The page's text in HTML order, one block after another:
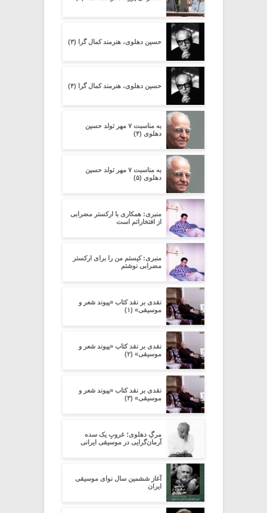
حسین دهلوی، هنرمند کمال گرا (۳)
حسین دهلوی، هنرمند کمال گرا (۴)
به مناسبت ۷ مهر تولد حسین
دهلوی (۴)
به مناسبت ۷ مهر تولد حسین
دهلوی (۵)
منبری: همکاری با ارکستر مضرابی
از افتخاراتم است
منبری: کیستم من را برای ارکستر
مضرابی نوشتم
نقدی بر نقد کتاب «پیوند شعر و
موسیقی» (۱)
نقدی بر نقد کتاب «پیوند شعر و
موسیقی» (۲)
نقدی بر نقد کتاب «پیوند شعر و
موسیقی» (۳)
مرگِ دهلوی؛ غروبِ یک سده
آرمان‌گرایی در موسیقی ایرانی
آغاز ششمین سال نوای موسیقی
ایران